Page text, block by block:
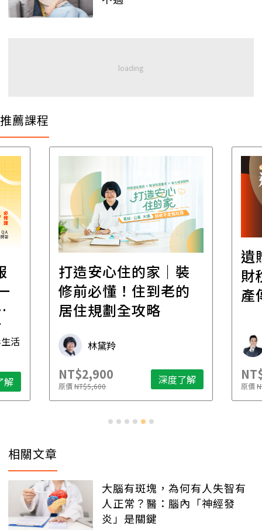
推薦課程
活
解
打造安心住的家｜裝
修前必懂！住到老的
居住規劃全攻略
林黛羚
NT$2,900
原價NT$5,600 深度了解
遺
財
產
原價
相關文章
大腦有斑塊，為何有人失智有
人正常？醫：腦內「神經發
炎」是關鍵